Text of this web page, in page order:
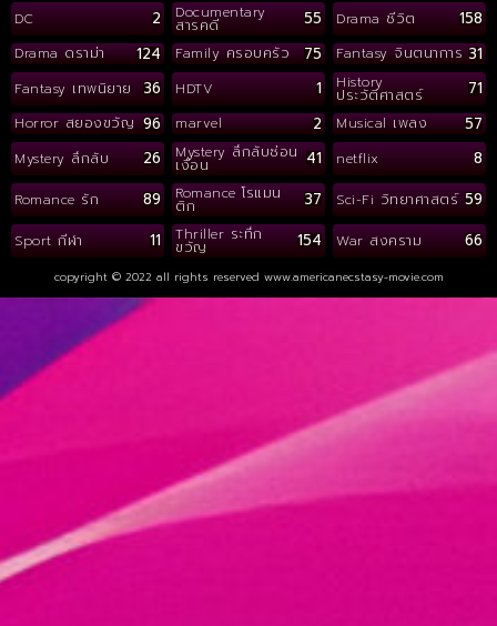
DC 2 Documentary
สารคดี 55 Drama ชีวิต 158
Drama ดราม่า 124 Family ครอบครัว 75 Fantasy จินตนาการ 31
Fantasy เทพนิยาย 36 HDTV 1 History
ประวัติศาสตร์ 71
Horror สยองขวัญ 96 marvel 2 Musical เพลง 57
Mystery ลึกลับ 26 Mystery ลึกลับซ่อน
เงื่อน 41 netflix 8
Romance รัก 89 Romance โรแมน
ติก 37 Sci-Fi วิทยาศาสตร์ 59
Sport กีฬา 11 Thriller ระทึก
ขวัญ 154 War สงคราม 66
copyright © 2022 all rights reserved www.americanecstasy-movie.com